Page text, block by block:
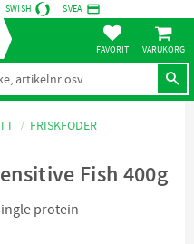
SWISH SVEA credit_card
FAVORITER
FRISKFODER
Fish 400g
protein